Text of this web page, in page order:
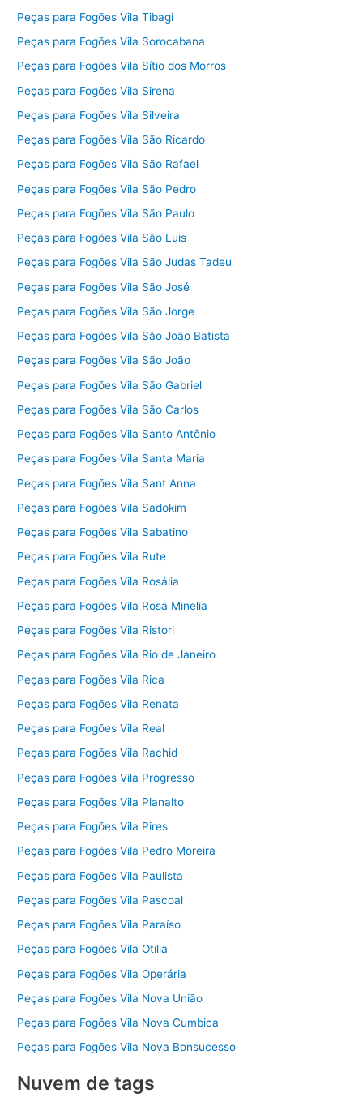
Peças para Fogões Vila Tibagi
Peças para Fogões Vila Sorocabana
Peças para Fogões Vila Sítio dos Morros
Peças para Fogões Vila Sirena
Peças para Fogões Vila Silveira
Peças para Fogões Vila São Ricardo
Peças para Fogões Vila São Rafael
Peças para Fogões Vila São Pedro
Peças para Fogões Vila São Paulo
Peças para Fogões Vila São Luis
Peças para Fogões Vila São Judas Tadeu
Peças para Fogões Vila São José
Peças para Fogões Vila São Jorge
Peças para Fogões Vila São João Batista
Peças para Fogões Vila São João
Peças para Fogões Vila São Gabriel
Peças para Fogões Vila São Carlos
Peças para Fogões Vila Santo Antônio
Peças para Fogões Vila Santa Maria
Peças para Fogões Vila Sant Anna
Peças para Fogões Vila Sadokim
Peças para Fogões Vila Sabatino
Peças para Fogões Vila Rute
Peças para Fogões Vila Rosália
Peças para Fogões Vila Rosa Minelia
Peças para Fogões Vila Ristori
Peças para Fogões Vila Rio de Janeiro
Peças para Fogões Vila Rica
Peças para Fogões Vila Renata
Peças para Fogões Vila Real
Peças para Fogões Vila Rachid
Peças para Fogões Vila Progresso
Peças para Fogões Vila Planalto
Peças para Fogões Vila Pires
Peças para Fogões Vila Pedro Moreira
Peças para Fogões Vila Paulista
Peças para Fogões Vila Pascoal
Peças para Fogões Vila Paraíso
Peças para Fogões Vila Otilia
Peças para Fogões Vila Operária
Peças para Fogões Vila Nova União
Peças para Fogões Vila Nova Cumbica
Peças para Fogões Vila Nova Bonsucesso
Nuvem de tags